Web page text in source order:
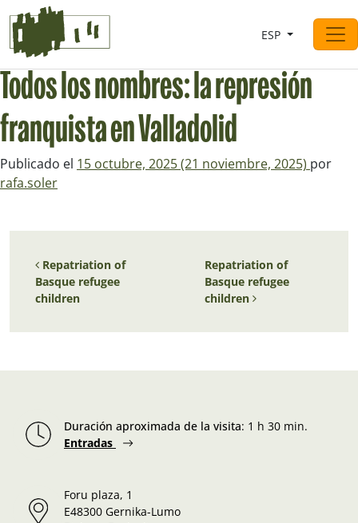
Saltar al contingut
Navegación principal
ESP
Todos los nombres: la represión
franquista en Valladolid
Publicado el 15 octubre, 2025(21 noviembre, 2025) por
rafa.soler
Navegación de entradas
Repatriation of
Basque refugee
children
Repatriation of
Basque refugee
children
Duración aproximada de la visita: 1 h 30 min.
Entradas
Foru plaza, 1
E48300 Gernika-Lumo